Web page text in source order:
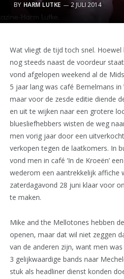
BY HARM LUTKE 2 JULI 2014
Wat vliegt de tijd toch snel.
nog steeds naast de voordeur
vond afgelopen weekend al de
5 jaar lang was café Bemelmans
maar voor de zesde editie diende
en uit te wijken naar een grotere
bluesliefhebbers wisten de weg
men vorig jaar door een
verkopen tegen de laatkomers. In
vond men in café ‘In de Kroeën’
wederom een aantrekkelijk affiche
zaterdagavond 28 juni klaar voor
te maken.
Mike and the Mellotones hebben
openen, maar dat wil niet zeggen
van de anderen zijn, want men
3 gelijkwaardige bands naar
stuk als headliner dienst konden